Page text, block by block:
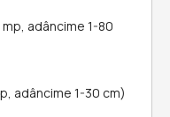
adâncime 1-80
adâncime 1-30 cm)